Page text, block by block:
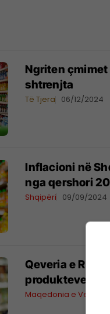
Ngriten
shtrenjta
Të Tjera 06/12/2024
Inflacioni në
nga qershori
Shqipëri 09/09/2024
Qeveria e
produkteve
Maqedonia e Veriut